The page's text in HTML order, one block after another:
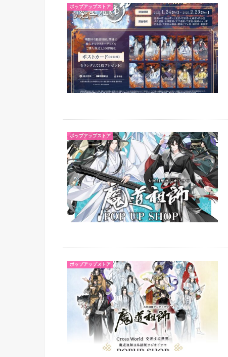
ポップアップストア
ポップアップストア
ポップアップストア